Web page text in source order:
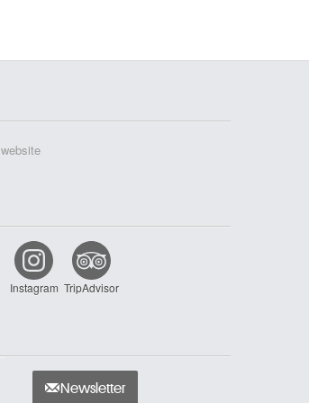
Instagram TripAdvisor
Newsletter